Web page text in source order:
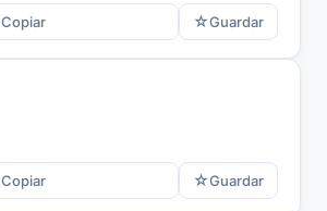
Copiar ☆Guardar
Copiar ☆Guardar